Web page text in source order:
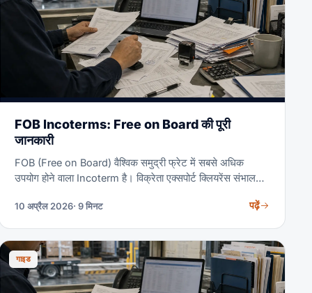
FOB Incoterms: Free on Board की पूरी
जानकारी
FOB (Free on Board) वैश्विक समुद्री फ्रेट में सबसे अधिक
उपयोग होने वाला Incoterm है। विक्रेता एक्सपोर्ट क्लियरेंस संभालता
ही सभी लागतें और जोखिम खरीदार को हस्तांतरित हो जाते हैं। FOB
है — इसीलिए चीन, भारत और दक्षिण-पूर्व एशिया से B2B व्यापार में
इसका दबदबा है।
10 अप्रैल 2026· 9 मिनट पढ़ें
गाइड